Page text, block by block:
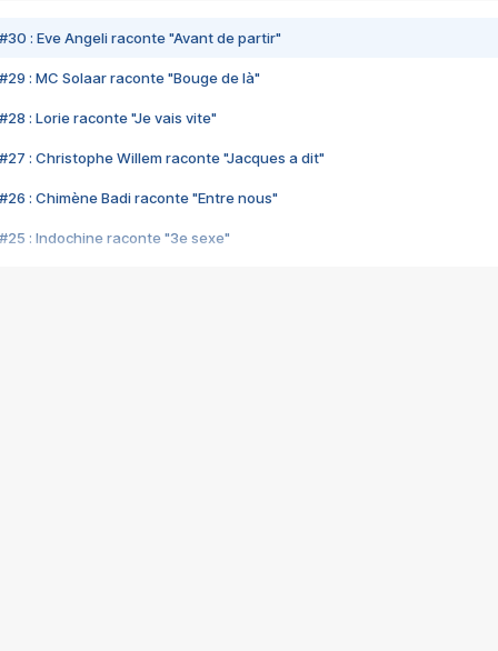
#30 : Eve Angeli raconte "Avant de partir"
#29 : MC Solaar raconte "Bouge de là"
#28 : Lorie raconte "Je vais vite"
#27 : Christophe Willem raconte "Jacques a dit"
#26 : Chimène Badi raconte "Entre nous"
#25 : Indochine raconte "3e sexe"